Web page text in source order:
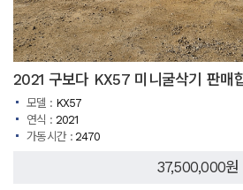
2021 구보다 KX57 미니굴삭기 판매
모델 : KX57
연식 : 2021
가동시간 :2470
37,500,000원